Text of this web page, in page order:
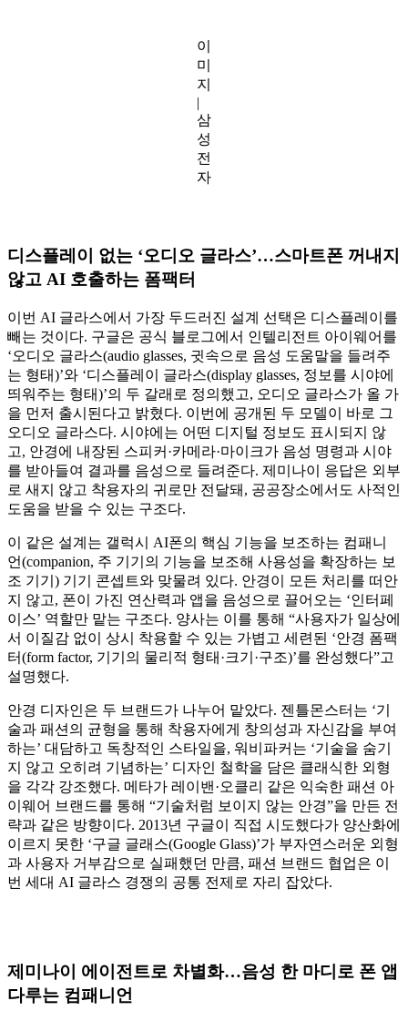
이
미
지
|
삼
성
전
자
디스플레이 없는 ‘오디오 글라스’…스마트폰 꺼내지
않고 AI 호출하는 폼팩터
이번 AI 글라스에서 가장 두드러진 설계 선택은 디스플레이를
빼는 것이다. 구글은 공식 블로그에서 인텔리전트 아이웨어를
‘오디오 글라스(audio glasses, 귓속으로 음성 도움말을 들려주
는 형태)’와 ‘디스플레이 글라스(display glasses, 정보를 시야에
띄워주는 형태)’의 두 갈래로 정의했고, 오디오 글라스가 올 가
을 먼저 출시된다고 밝혔다. 이번에 공개된 두 모델이 바로 그
오디오 글라스다. 시야에는 어떤 디지털 정보도 표시되지 않
고, 안경에 내장된 스피커·카메라·마이크가 음성 명령과 시야
를 받아들여 결과를 음성으로 들려준다. 제미나이 응답은 외부
로 새지 않고 착용자의 귀로만 전달돼, 공공장소에서도 사적인
도움을 받을 수 있는 구조다.
이 같은 설계는 갤럭시 AI폰의 핵심 기능을 보조하는 컴패니
언(companion, 주 기기의 기능을 보조해 사용성을 확장하는 보
조 기기) 기기 콘셉트와 맞물려 있다. 안경이 모든 처리를 떠안
지 않고, 폰이 가진 연산력과 앱을 음성으로 끌어오는 ‘인터페
이스’ 역할만 맡는 구조다. 양사는 이를 통해 “사용자가 일상에
서 이질감 없이 상시 착용할 수 있는 가볍고 세련된 ‘안경 폼팩
터(form factor, 기기의 물리적 형태·크기·구조)’를 완성했다”고
설명했다.
안경 디자인은 두 브랜드가 나누어 맡았다. 젠틀몬스터는 ‘기
술과 패션의 균형을 통해 착용자에게 창의성과 자신감을 부여
하는’ 대담하고 독창적인 스타일을, 워비파커는 ‘기술을 숨기
지 않고 오히려 기념하는’ 디자인 철학을 담은 클래식한 외형
을 각각 강조했다. 메타가 레이밴·오클리 같은 익숙한 패션 아
이웨어 브랜드를 통해 “기술처럼 보이지 않는 안경”을 만든 전
략과 같은 방향이다. 2013년 구글이 직접 시도했다가 양산화에
이르지 못한 ‘구글 글래스(Google Glass)’가 부자연스러운 외형
과 사용자 거부감으로 실패했던 만큼, 패션 브랜드 협업은 이
번 세대 AI 글라스 경쟁의 공통 전제로 자리 잡았다.
제미나이 에이전트로 차별화…음성 한 마디로 폰 앱
다루는 컴패니언